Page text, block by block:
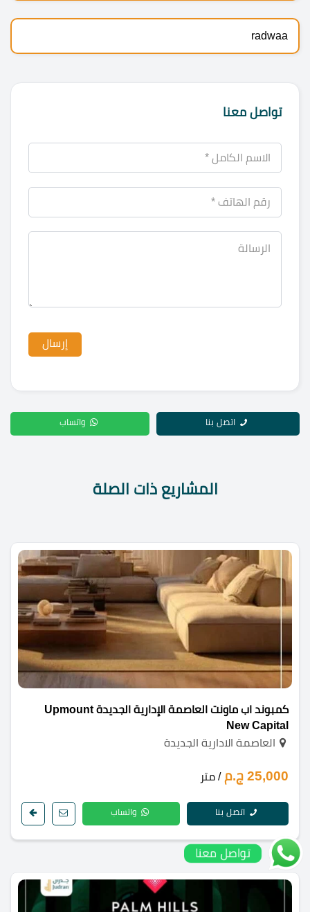
radwaa
تواصل معنا
اتصل بنا واتساب
المشاريع ذات الصلة
كمبوند اب ماونت العاصمة الإدارية الجديدة Upmount
New Capital
العاصمة الادارية الجديدة
25,000 ج.م / متر
اتصل بنا واتساب
تواصل معنا